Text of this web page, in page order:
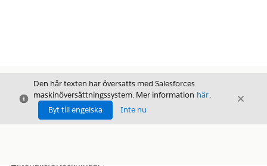
Stäng
Den här texten har översatts med Salesforces
maskinöversättningssystem. Mer information här.
Byt till engelska
Inte nu
Stäng
Innehållsförteckningar